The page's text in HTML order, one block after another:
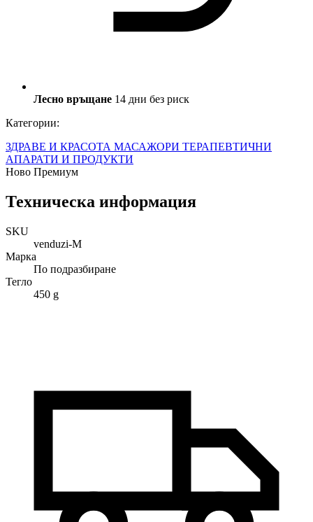
Лесно връщане 14 дни без риск
Категории:
ЗДРАВЕ И КРАСОТА МАСАЖОРИ ТЕРАПЕВТИЧНИ
АПАРАТИ И ПРОДУКТИ
Ново Премиум
Техническа информация
SKU
venduzi-M
Марка
По подразбиране
Тегло
450 g